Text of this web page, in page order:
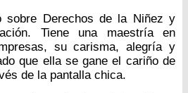
sobre Derechos de la Niñez y
Tiene una maestría en
su carisma, alegría y
que ella se gane el cariño de
de la pantalla chica.